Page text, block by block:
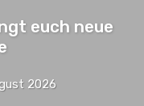
euch neue
2026